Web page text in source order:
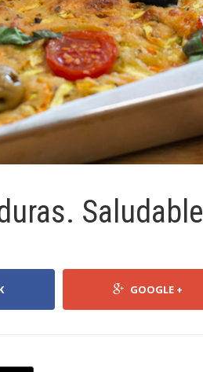
Saludable
GOOGLE +